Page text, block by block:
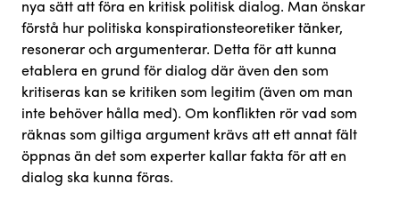
nya sätt att föra en kritisk politisk dialog. Man önskar
förstå hur politiska konspirationsteoretiker tänker,
resonerar och argumenterar. Detta för att kunna
etablera en grund för dialog där även den som
kritiseras kan se kritiken som legitim (även om man
inte behöver hålla med). Om konflikten rör vad som
räknas som giltiga argument krävs att ett annat fält
öppnas än det som experter kallar fakta för att en
dialog ska kunna föras.